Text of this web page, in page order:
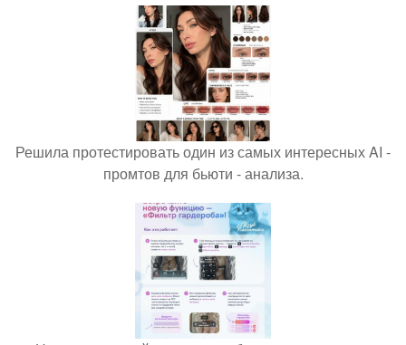
Решила протестировать один из самых интересных AI -
промтов для бьюти - анализа.